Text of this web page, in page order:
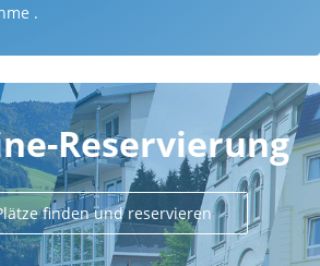
.
Reservierung
finden und reservieren